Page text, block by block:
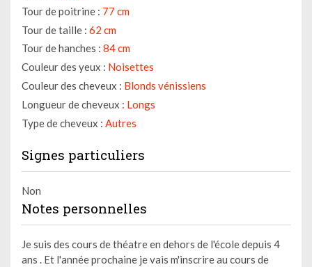
Tour de poitrine : 77 cm
Tour de taille : 62 cm
Tour de hanches : 84 cm
Couleur des yeux : Noisettes
Couleur des cheveux : Blonds vénissiens
Longueur de cheveux : Longs
Type de cheveux : Autres
Signes particuliers
Non
Notes personnelles
Je suis des cours de théatre en dehors de l'école depuis 4
ans . Et l'année prochaine je vais m'inscrire au cours de